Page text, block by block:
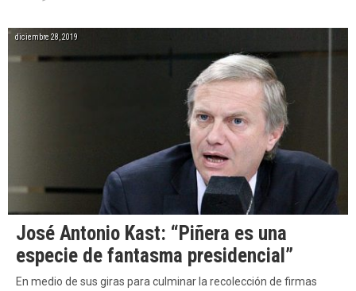
diciembre 28, 2019
José Antonio Kast: “Piñera es una
especie de fantasma presidencial”
En medio de sus giras para culminar la recolección de firmas